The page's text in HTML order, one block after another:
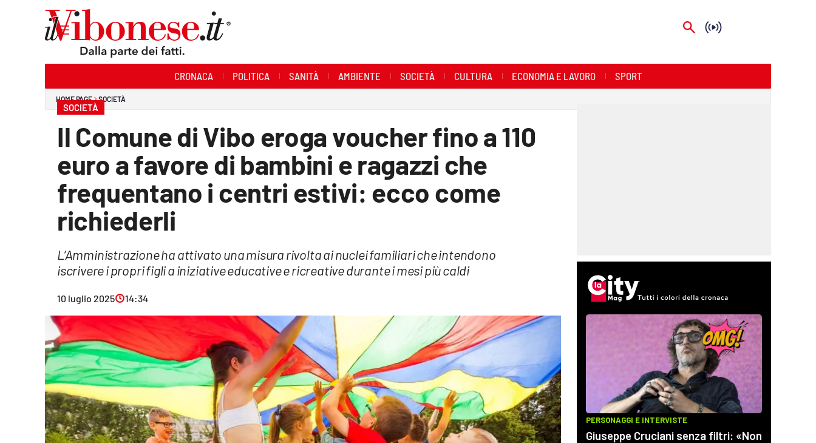
Economia e Lavoro
Streaming
Lac Network
CRONACA POLITICA SANITÀ AMBIENTE SOCIETÀ CULTURA ECONOMIA E LAVORO SPORT
HOME PAGE SOCIETÀ
SOCIETÀ
Il Comune di Vibo eroga voucher fino a 110
euro a favore di bambini e ragazzi che
frequentano i centri estivi: ecco come
richiederli
L’Amministrazione ha attivato una misura rivolta ai nuclei familiari che intendono
iscrivere i propri figli a iniziative educative e ricreative durante i mesi più caldi
10 luglio 2025 14:34